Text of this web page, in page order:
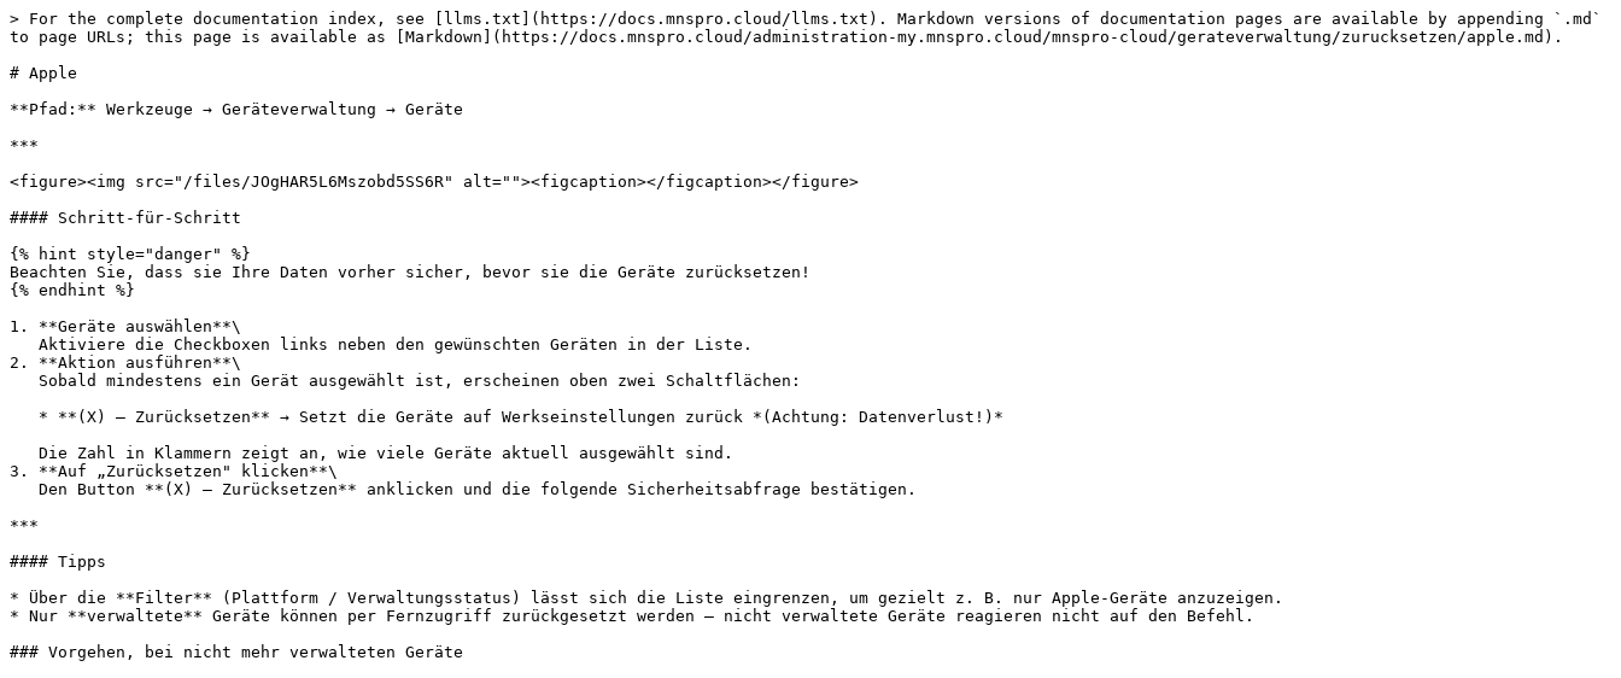
> For the complete documentation index, see [llms.txt](https://docs.mnspro.cloud/llms.txt). Markdown versions of documentation pages are available by appending `.md`
to page URLs; this page is available as [Markdown](https://docs.mnspro.cloud/administration-my.mnspro.cloud/mnspro-cloud/gerateverwaltung/zurucksetzen/apple.md).
# Apple
**Pfad:** Werkzeuge → Geräteverwaltung → Geräte
***
<figure><img src="/files/JOgHAR5L6Mszobd5SS6R" alt=""><figcaption></figcaption></figure>
#### Schritt-für-Schritt
{% hint style="danger" %}
Beachten Sie, dass sie Ihre Daten vorher sicher, bevor sie die Geräte zurücksetzen!
{% endhint %}
1. **Geräte auswählen**\
2. **Aktion ausführen**\
3. **Auf „Zurücksetzen" klicken**\
***
#### Tipps
* Über die **Filter** (Plattform / Verwaltungsstatus) lässt sich die Liste eingrenzen, um gezielt z. B. nur Apple-Geräte anzuzeigen.
* Nur **verwaltete** Geräte können per Fernzugriff zurückgesetzt werden – nicht verwaltete Geräte reagieren nicht auf den Befehl.
### Vorgehen, bei nicht mehr verwalteten Geräte